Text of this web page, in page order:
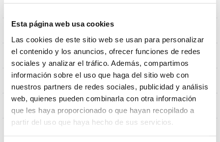
Esta página web usa cookies
Las cookies de este sitio web se usan para personalizar
el contenido y los anuncios, ofrecer funciones de redes
sociales y analizar el tráfico. Además, compartimos
información sobre el uso que haga del sitio web con
nuestros partners de redes sociales, publicidad y análisis
web, quienes pueden combinarla con otra información
que les haya proporcionado o que hayan recopilado a
partir del uso que haya hecho de sus servicios.
Peso 0.2Kg
Posición de montaje Superficie
NO
Iluminación